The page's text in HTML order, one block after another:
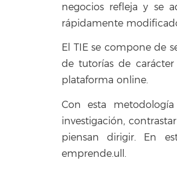
negocios refleja y se
rápidamente
El TIE se compone de
de tutorías de
plataforma online.
Con esta
investigación,
piensan dirigir. En
emprende.ull.